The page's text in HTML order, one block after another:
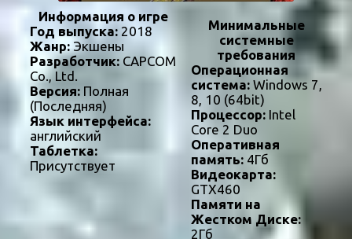
Информация о игре
Год выпуска: 2018
Жанр: Экшены
Разработчик: CAPCOM
Co., Ltd.
Версия: Полная
(Последняя)
Язык интерфейса:
английский
Таблетка:
Присутствует
Минимальные
системные
требования
Операционная
система:Windows 7,
8, 10 (64bit)
Процессор:Intel
Core 2 Duo
Оперативная
память:4Гб
Видеокарта:
GTX460
Памяти на
Жестком Диске:
2Гб